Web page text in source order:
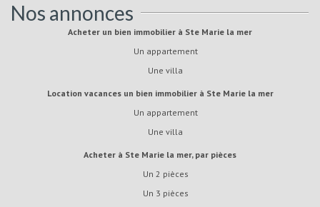
Nos annonces
Acheter un bien immobilier à Ste Marie la mer
Un appartement
Une villa
Location vacances un bien immobilier à Ste Marie la mer
Un appartement
Une villa
Acheter à Ste Marie la mer, par pièces
Un 2 pièces
Un 3 pièces